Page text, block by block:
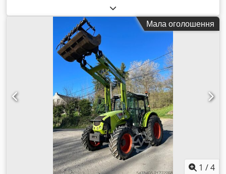
Мала оголошення
1 /4